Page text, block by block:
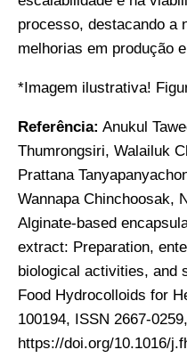
processo, destacando a
melhorias em produção
*Imagem ilustrativa!
Referência: Anukul
Thumrongsiri, Walailuk
Prattana
Wannapa Chinchoosak,
Alginate-based
extract: Preparation,
biological activities, and
Food Hydrocolloids for
100194, ISSN 2667-0259,
https://doi.org/10.1016/